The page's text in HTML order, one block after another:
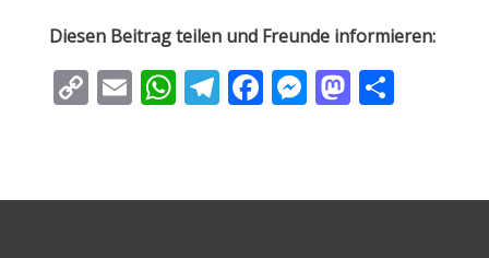
Diesen Beitrag teilen und Freunde informieren:
C
y
E
l
W
s
T
gr
F
b
M
e
M
d
T
n